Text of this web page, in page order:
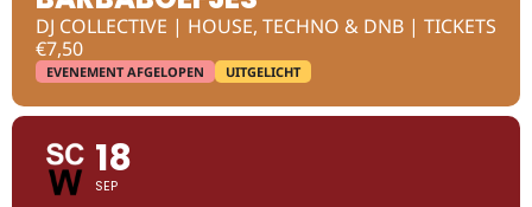
DJ COLLECTIVE | HOUSE, TECHNO & DNB | TICKETS
€7,50
EVENEMENT AFGELOPEN UITGELICHT
18
SEP